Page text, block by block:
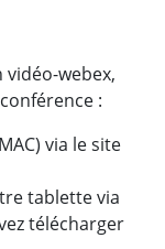
webex,
:
via le site
tablette via
télécharger